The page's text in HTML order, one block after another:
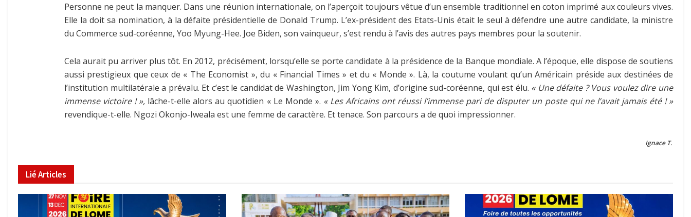
Personne ne peut la manquer. Dans une réunion internationale, on l’aperçoit toujours vêtue d’un ensemble traditionnel en coton imprimé aux couleurs vives.
Elle la doit sa nomination, à la défaite présidentielle de Donald Trump. L’ex-président des Etats-Unis était le seul à défendre une autre candidate, la ministre
du Commerce sud-coréenne, Yoo Myung-Hee. Joe Biden, son vainqueur, s’est rendu à l’avis des autres pays membres pour la soutenir.
Cela aurait pu arriver plus tôt. En 2012, précisément, lorsqu’elle se porte candidate à la présidence de la Banque mondiale. A l’époque, elle dispose de soutiens
aussi prestigieux que ceux de « The Economist », du « Financial Times » et du « Monde ». Là, la coutume voulant qu’un Américain préside aux destinées de
l’institution multilatérale a prévalu. Et c’est le candidat de Washington, Jim Yong Kim, d’origine sud-coréenne, qui est élu. « Une défaite ? Vous voulez dire une
immense victoire ! », lâche-t-elle alors au quotidien « Le Monde ». « Les Africains ont réussi l’immense pari de disputer un poste qui ne l’avait jamais été ! »
revendique-t-elle. Ngozi Okonjo-Iweala est une femme de caractère. Et tenace. Son parcours a de quoi impressionner.
Ignace T.
LiéArticles